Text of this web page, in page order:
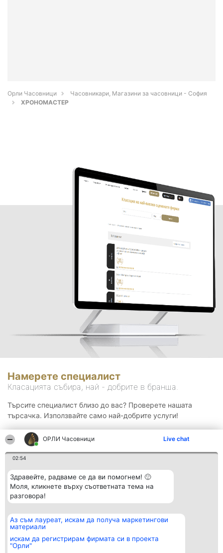
ОРЛИ Часовници Live chat
02:54
Здравейте, радваме се да ви помогнем! 🙂
Моля, кликнете върху съответната тема на
разговора!
Аз съм лауреат, искам да получа маркетингови
материали
искам да регистрирам фирмата си в проекта
"Орли"
Орли Часовници
Часовникари, Магазини за часовници - София
ХРОНОМАСТЕР
Намерете специалист
Класацията събира, най - добрите в бранша.
Търсите специалист близо до вас? Проверете нашата
търсачка. Използвайте само най-добрите услуги!
Организатор на
класиране
BulevardulAleea Timișul De
Sus Nr. 2, Bl. A30, Sc. A, Et.
Класация
всички
Контакти